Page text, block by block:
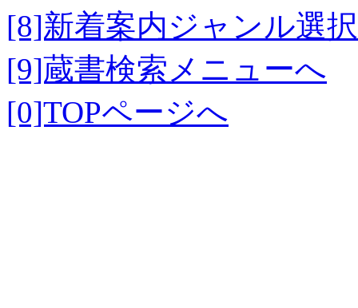
[8]新着案内ジャンル選
[9]蔵書検索メニューへ
[0]TOPページへ